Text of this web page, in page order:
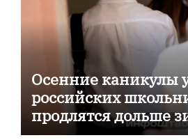
Осенние каникулы
российских
продлятся дольше